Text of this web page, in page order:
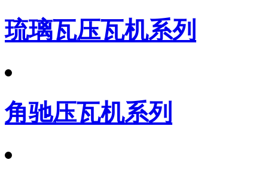
琉璃瓦压瓦机系列
角驰压瓦机系列